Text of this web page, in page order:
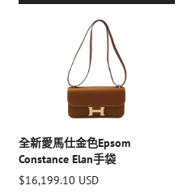
全新愛馬仕金色Epsom
Constance Elan手袋
$16,199.10 USD